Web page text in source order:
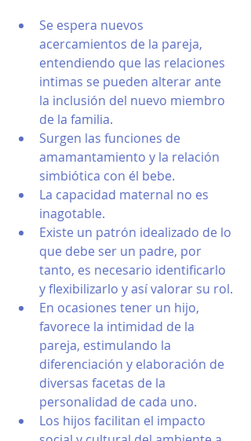
Se espera nuevos
acercamientos de la pareja,
entendiendo que las relaciones
intimas se pueden alterar ante
la inclusión del nuevo miembro
de la familia.
Surgen las funciones de
amamantamiento y la relación
simbiótica con él bebe.
La capacidad maternal no es
inagotable.
Existe un patrón idealizado de lo
que debe ser un padre, por
tanto, es necesario identificarlo
y flexibilizarlo y así valorar su rol.
En ocasiones tener un hijo,
favorece la intimidad de la
pareja, estimulando la
diferenciación y elaboración de
diversas facetas de la
personalidad de cada uno.
Los hijos facilitan el impacto